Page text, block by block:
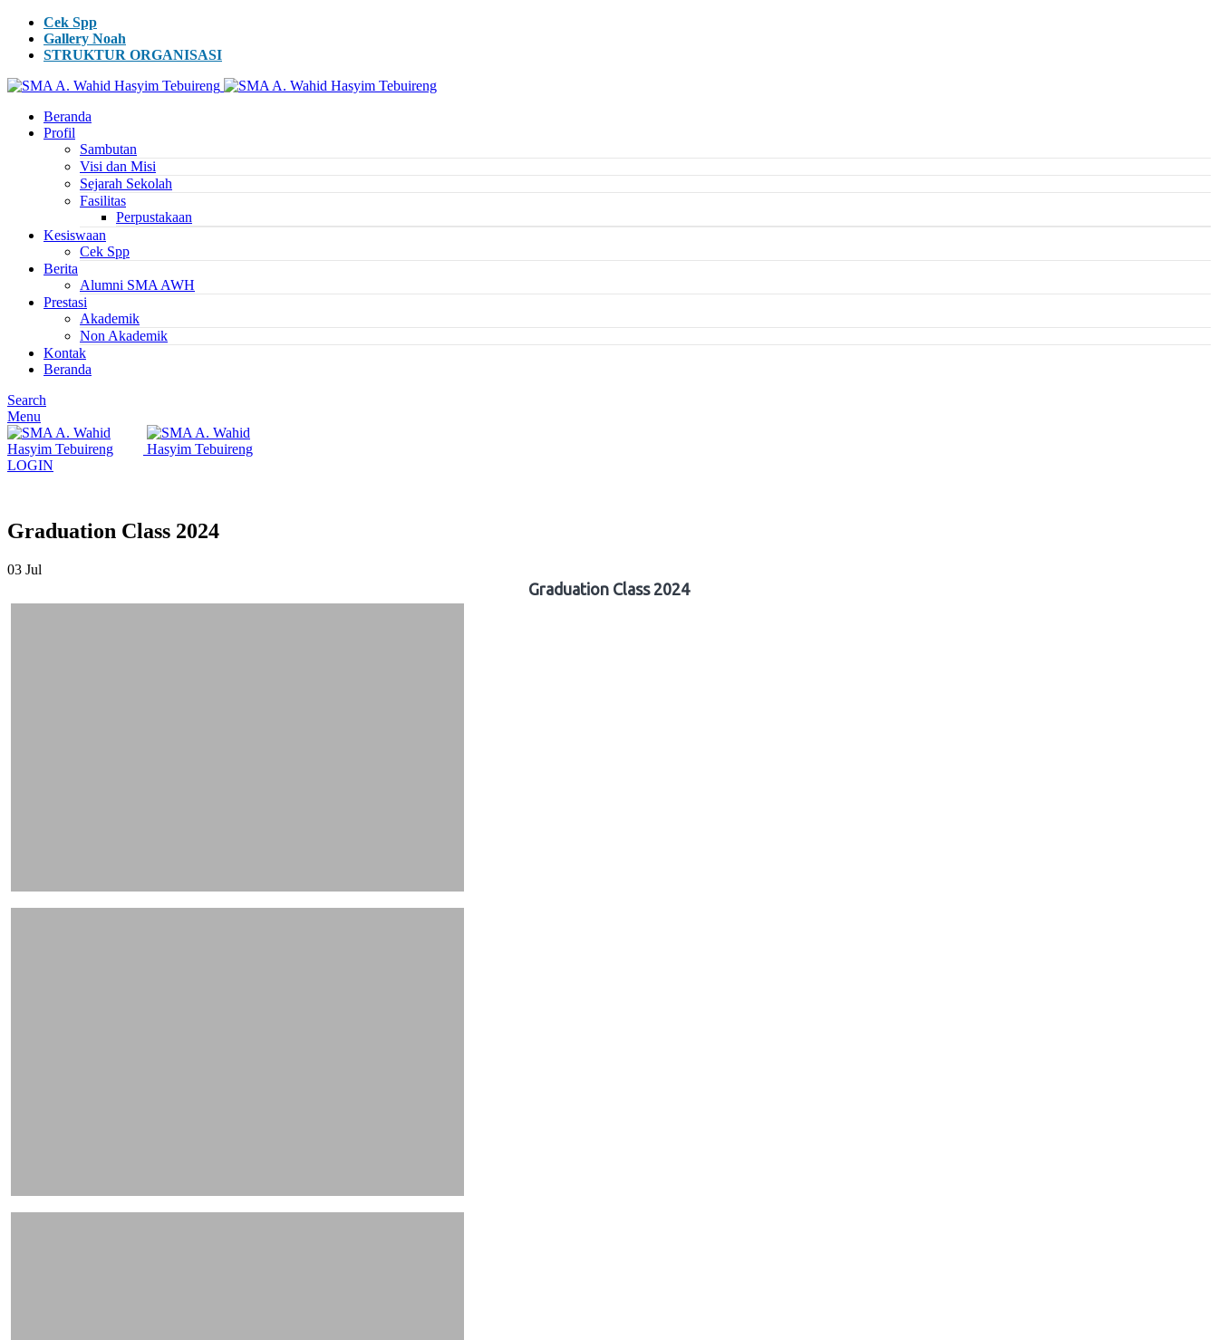
Cek Spp
Gallery Noah
STRUKTUR ORGANISASI
Beranda
Profil
Sambutan
Visi dan Misi
Sejarah Sekolah
Fasilitas
Perpustakaan
Kesiswaan
Cek Spp
Berita
Alumni SMA AWH
Prestasi
Akademik
Non Akademik
Kontak
Beranda
Search
Menu
LOGIN
Graduation Class 2024
03 Jul
Graduation Class 2024